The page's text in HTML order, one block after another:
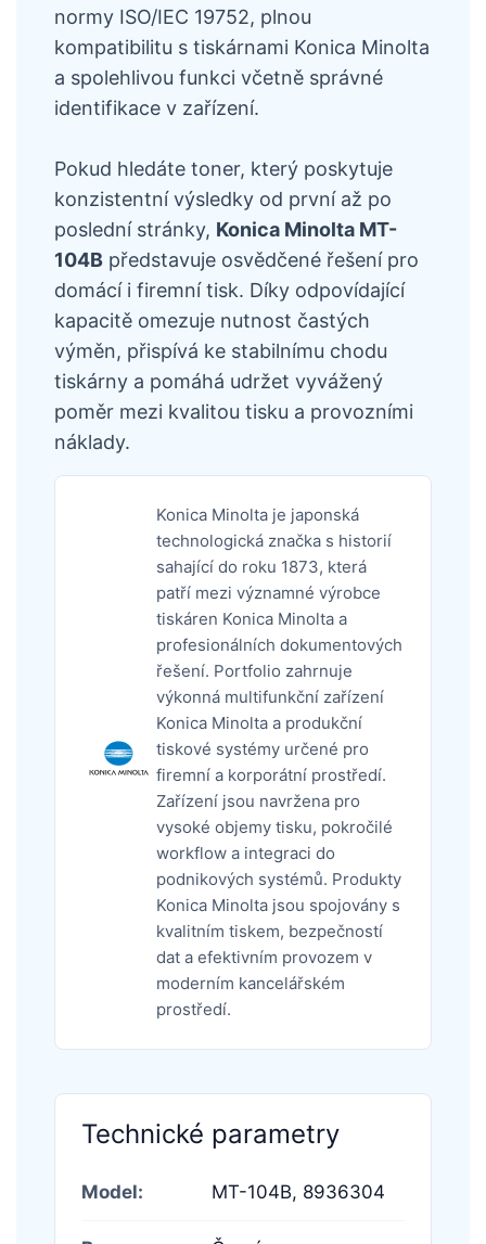
normy ISO/IEC 19752, plnou
kompatibilitu s tiskárnami Konica Minolta
a spolehlivou funkci včetně správné
identifikace v zařízení.
Pokud hledáte toner, který poskytuje
konzistentní výsledky od první až po
poslední stránky, Konica Minolta MT-
104B představuje osvědčené řešení pro
domácí i firemní tisk. Díky odpovídající
kapacitě omezuje nutnost častých
výměn, přispívá ke stabilnímu chodu
tiskárny a pomáhá udržet vyvážený
poměr mezi kvalitou tisku a provozními
náklady.
Konica Minolta je japonská
technologická značka s historií
sahající do roku 1873, která
patří mezi významné výrobce
tiskáren Konica Minolta a
profesionálních dokumentových
řešení. Portfolio zahrnuje
výkonná multifunkční zařízení
Konica Minolta a produkční
tiskové systémy určené pro
firemní a korporátní prostředí.
Zařízení jsou navržena pro
vysoké objemy tisku, pokročilé
workflow a integraci do
podnikových systémů. Produkty
Konica Minolta jsou spojovány s
kvalitním tiskem, bezpečností
dat a efektivním provozem v
moderním kancelářském
prostředí.
Technické parametry
Model: MT-104B, 8936304